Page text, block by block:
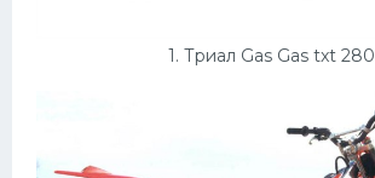
1. Триал Gas Gas txt 280
Конькобежный спорт